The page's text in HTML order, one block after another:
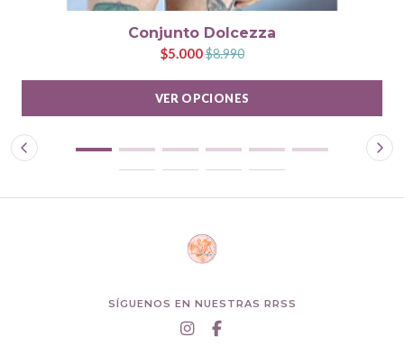
Conjunto Dolcezza
$5.000$8.990
VER OPCIONES
SÍGUENOS EN NUESTRAS RRSS